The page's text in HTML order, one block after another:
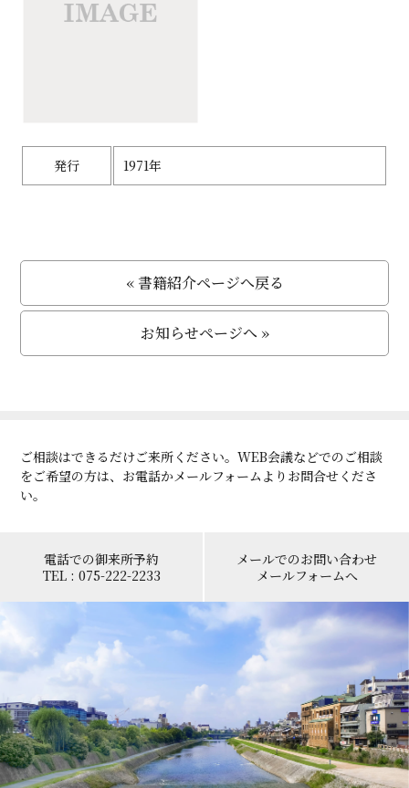
発行 1971年
« 書籍紹介ページへ戻る
お知らせページへ »
ご相談はできるだけご来所ください。WEB会議などでのご相談
をご希望の方は、お電話かメールフォームよりお問合せくださ
い。
電話での御来所予約
TEL : 075-222-2233
メールでのお問い合わせ
メールフォームへ